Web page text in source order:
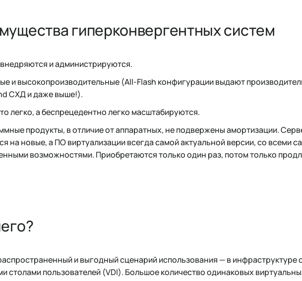
гиперконвергентных систем
и администрируются.
и высокопроизводительные (All-Flash конфигурации выдают
СХД и даже выше!).
легко, а беспрецедентно легко масштабируются.
продукты, в отличие от аппаратных, не подвержены амортизации.
на новые, а ПО виртуализации всегда самой актуальной версии, со всеми
возможностями. Приобретаются только один раз, потом только
и выгодный сценарий использования — в инфраструктуре
столами пользователей (VDI). Большое количество одинаковых